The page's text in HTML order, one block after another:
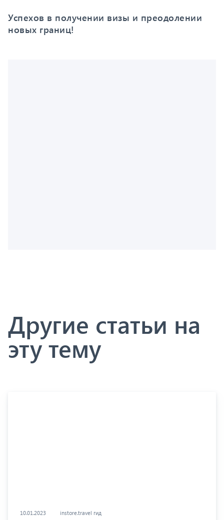
Успехов в получении визы и преодолении
новых границ!
Другие статьи на
эту тему
10.01.2023 instore.travel гид